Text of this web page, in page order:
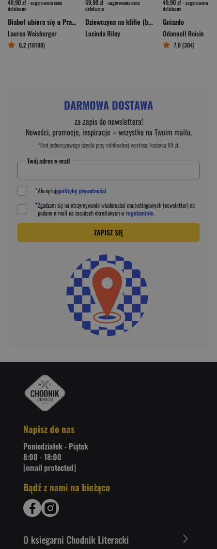
49,90 zł - sugerowana cena
detaliczna
Diabeł ubiera się u Prady
Lauren Weisberger
6,2 (18188)
59,90 zł - sugerowana cena
detaliczna
Dziewczyna na klifie (barwione krawędzie)
Lucinda Riley
49,90 zł - sugerowana cena
detaliczna
Gniazdo
Odonnell Roisin
7,8 (304)
DARMOWA DOSTAWA
za zapis do newslettera!
Nowości, promocje, inspiracje – wszystko na Twoim mailu.
*Kod jednorazowego użycia przy minimalnej wartości koszyka 89 zł.
Twój adres e-mail
*Akceptujępolitykę prywatności
*Zgadzam się na otrzymywanie wiadomości marketingowych (newsletter) na
podanye-mail na zasadach określonych wregulaminie.
ZAPISZ SIĘ
Napisz do nas
Poniedziałek - Piątek
8:00 - 18:00
[email protected]
Bądź z nami na bieżąco
O ksiegarni Chodnik Literacki